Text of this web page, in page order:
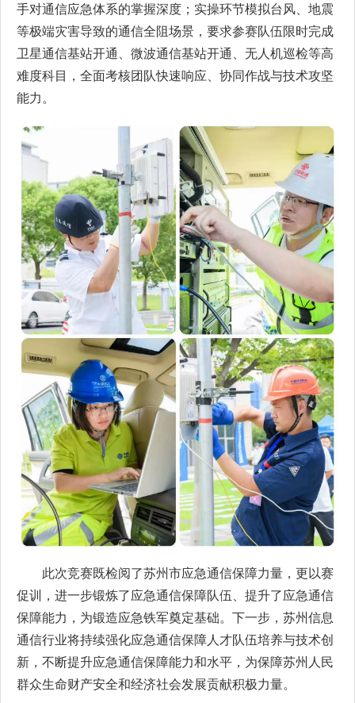
手对通信应急体系的掌握深度；实操环节模拟台风、地震
等极端灾害导致的通信全阻场景，要求参赛队伍限时完成
卫星通信基站开通、微波通信基站开通、无人机巡检等高
难度科目，全面考核团队快速响应、协同作战与技术攻坚
能力。
此次竞赛既检阅了苏州市应急通信保障力量，更以赛
促训，进一步锻炼了应急通信保障队伍、提升了应急通信
保障能力，为锻造应急铁军奠定基础。下一步，苏州信息
通信行业将持续强化应急通信保障人才队伍培养与技术创
新，不断提升应急通信保障能力和水平，为保障苏州人民
群众生命财产安全和经济社会发展贡献积极力量。